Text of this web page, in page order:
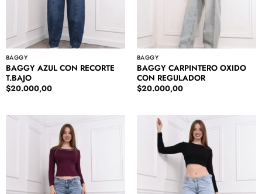
BAGGY
BAGGY AZUL CON RECORTE
T.BAJO
$20.000,00
BAGGY
BAGGY CARPINTERO OXIDO
CON REGULADOR
$20.000,00